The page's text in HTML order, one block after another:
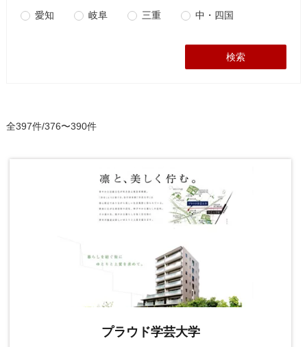
愛知 岐阜 三重 中・四国
全397件/376〜390件
プラウド学芸大学